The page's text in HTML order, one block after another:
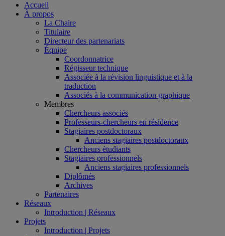
Accueil
À propos
La Chaire
Titulaire
Directeur des partenariats
Équipe
Coordonnatrice
Régisseur technique
Associée à la révision linguistique et à la
traduction
Associés à la communication graphique
Membres
Chercheurs associés
Professeurs-chercheurs en résidence
Stagiaires postdoctoraux
Anciens stagiaires postdoctoraux
Chercheurs étudiants
Stagiaires professionnels
Anciens stagiaires professionnels
Diplômés
Archives
Partenaires
Réseaux
Introduction | Réseaux
Projets
Introduction | Projets